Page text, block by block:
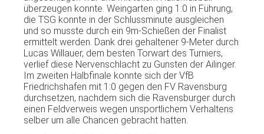
überzeugen konnte. Weingarten ging 1:0 in Führung,
die TSG konnte in der Schlussminute ausgleichen
und so musste durch ein 9m-Schießen der Finalist
ermittelt werden. Dank drei gehaltener 9-Meter durch
Lucas Willauer, dem besten Torwart des Turniers,
verlief diese Nervenschlacht zu Gunsten der Ailinger.
Im zweiten Halbfinale konnte sich der VfB
Friedrichshafen mit 1:0 gegen den FV Ravensburg
durchsetzen, nachdem sich die Ravensburger durch
einen Feldverweis wegen unsportlichem Verhaltens
selber um alle Chancen gebracht hatten.